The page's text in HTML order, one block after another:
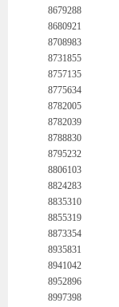
8679288
8680921
8708983
8731855
8757135
8775634
8782005
8782039
8788830
8795232
8806103
8824283
8835310
8855319
8873354
8935831
8941042
8952896
8997398